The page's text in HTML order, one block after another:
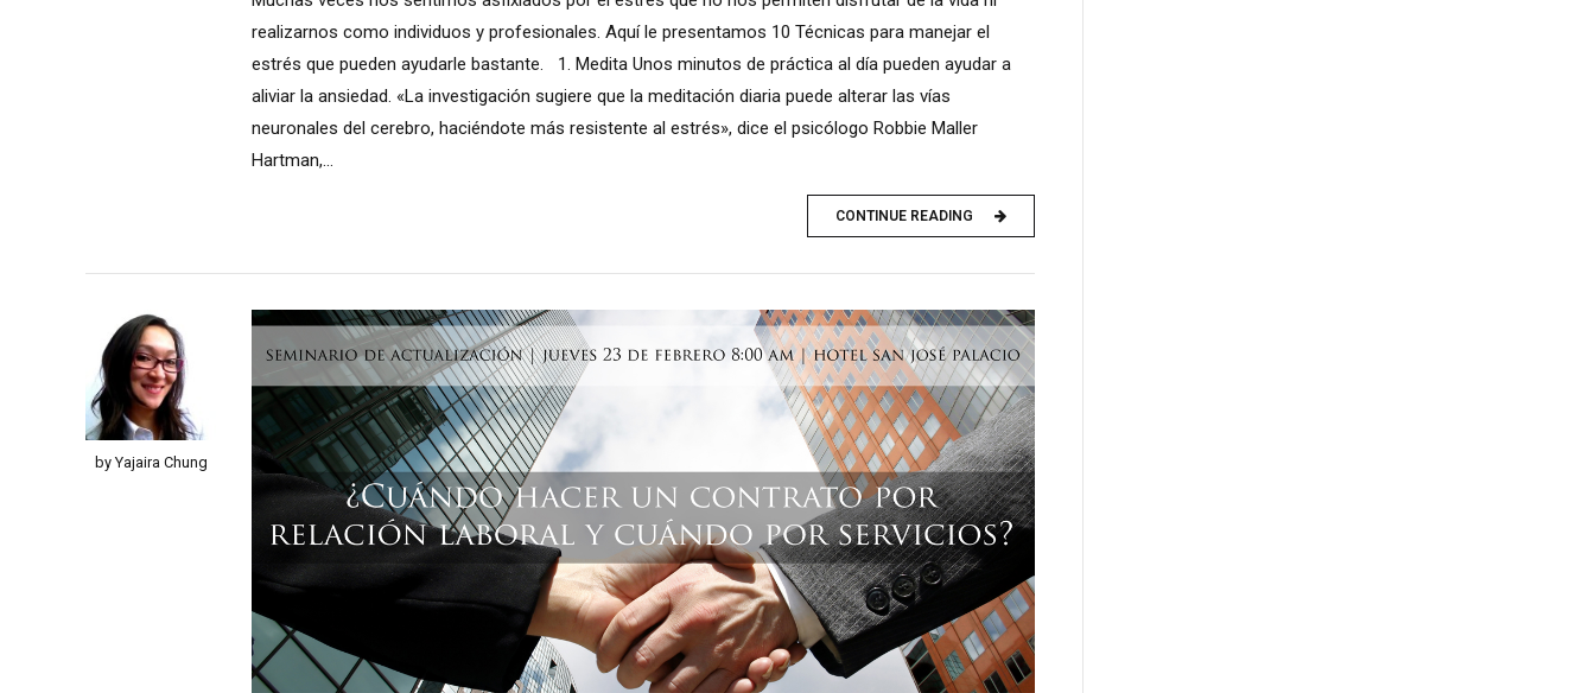
realizarnos como individuos y profesionales. Aquí le presentamos 10 Técnicas para manejar el
estrés que pueden ayudarle bastante. 1. Medita Unos minutos de práctica al día pueden ayudar a
aliviar la ansiedad. «La investigación sugiere que la meditación diaria puede alterar las vías
neuronales del cerebro, haciéndote más resistente al estrés», dice el psicólogo Robbie Maller
Hartman,...
CONTINUE READING
by Yajaira Chung